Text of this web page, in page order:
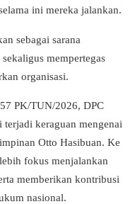
ini mereka jalankan.
sebagai sarana
mempertegas
organisasi.
PK/TUN/2026, DPC
keraguan mengenai
Otto Hasibuan. Ke
fokus menjalankan
memberikan kontribusi
nasional.